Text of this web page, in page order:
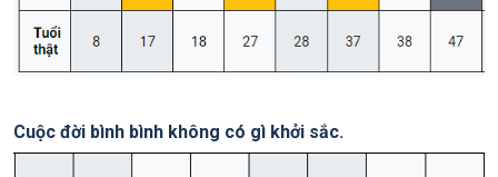
Cuộc đời bình bình không có gì khởi sắc.